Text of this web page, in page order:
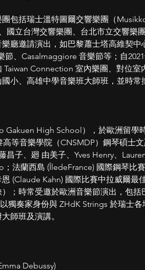
包括瑞⼠溫特圖爾交響樂團（
立台灣交響樂團、台北市立交響樂
邀請演出，如巴黎蕭⼠塔⾼維契中
、Casalmaggiore ⾳樂節等；⾃
Connection 室內樂團、對位室
⼩、⾼雄中學⾳樂班⼤師班，並時常
High School），於歐洲留學
等⾳樂學院（CNSMDP）鋼琴碩士
⼦、廻 由美⼦、Yves Henry、
法蘭⻄島 (ÎledeFrance) 國際鋼琴比
(Claude Kahn) 國際比賽中拉威爾最
；時常受邀於歐洲⾳樂節演出，包括
獨奏家身份與 ZHdK Strings 於瑞⼠各
師班及演講。
Debussy)